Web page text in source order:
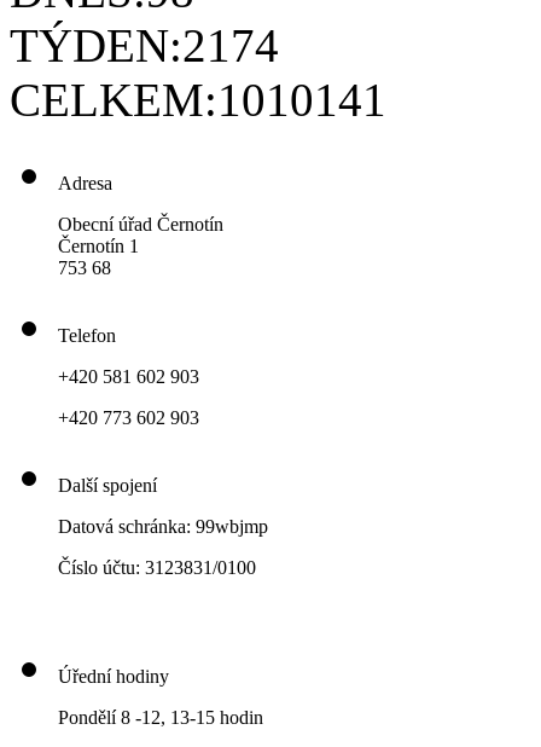
TÝDEN:2174
CELKEM:1010141
Adresa
Obecní úřad Černotín
Černotín 1
753 68
Telefon
+420 581 602 903
+420 773 602 903
Další spojení
Datová schránka: 99wbjmp
Číslo účtu: 3123831/0100
Úřední hodiny
Pondělí 8 -12, 13-15 hodin